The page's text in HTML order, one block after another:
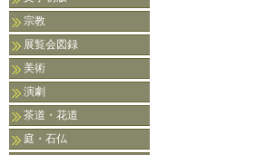
宗教
展覧会図録
美術
演劇
茶道・花道
庭・石仏